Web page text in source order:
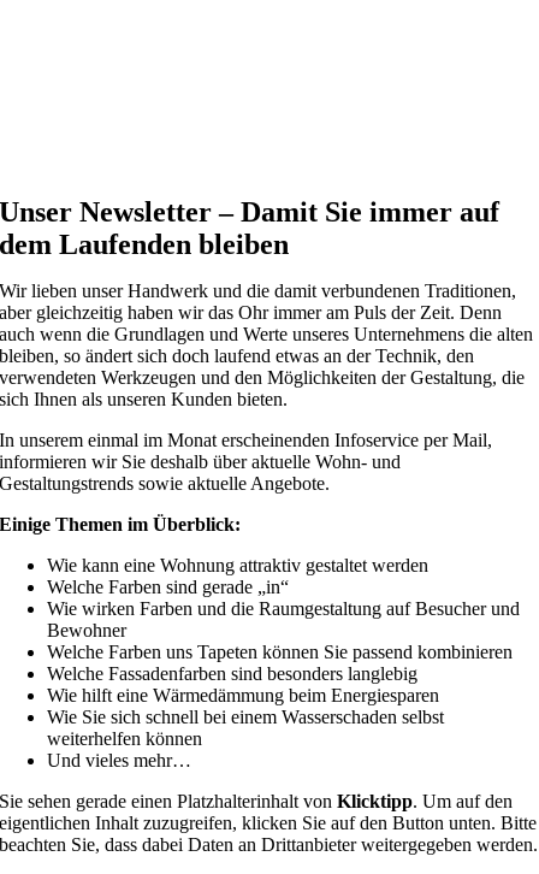
Unser Newsletter – Damit Sie immer auf
dem Laufenden bleiben
Wir lieben unser Handwerk und die damit verbundenen Traditionen,
aber gleichzeitig haben wir das Ohr immer am Puls der Zeit. Denn
auch wenn die Grundlagen und Werte unseres Unternehmens die alten
bleiben, so ändert sich doch laufend etwas an der Technik, den
verwendeten Werkzeugen und den Möglichkeiten der Gestaltung, die
sich Ihnen als unseren Kunden bieten.
In unserem einmal im Monat erscheinenden Infoservice per Mail,
informieren wir Sie deshalb über aktuelle Wohn- und
Gestaltungstrends sowie aktuelle Angebote.
Einige Themen im Überblick:
Wie kann eine Wohnung attraktiv gestaltet werden
Welche Farben sind gerade „in“
Wie wirken Farben und die Raumgestaltung auf Besucher und
Bewohner
Welche Farben uns Tapeten können Sie passend kombinieren
Welche Fassadenfarben sind besonders langlebig
Wie hilft eine Wärmedämmung beim Energiesparen
Wie Sie sich schnell bei einem Wasserschaden selbst
weiterhelfen können
Und vieles mehr…
Sie sehen gerade einen Platzhalterinhalt vonKlicktipp. Um auf den
eigentlichen Inhalt zuzugreifen, klicken Sie auf den Button unten. Bitte
beachten Sie, dass dabei Daten an Drittanbieter weitergegeben werden.